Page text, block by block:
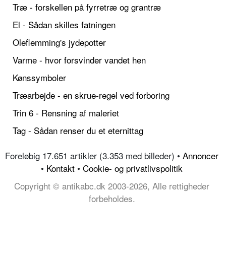
Træ - forskellen på fyrretræ og grantræ
El - Sådan skilles fatningen
Oleflemming's jydepotter
Varme - hvor forsvinder vandet hen
Kønssymboler
Træarbejde - en skrue-regel ved forboring
Trin 6 - Rensning af maleriet
Tag - Sådan renser du et eternittag
Foreløbig 17.651 artikler (3.353 med billeder) • Annoncer
• Kontakt • Cookie- og privatlivspolitik
Copyright © antikabc.dk 2003-2026, Alle rettigheder
forbeholdes.